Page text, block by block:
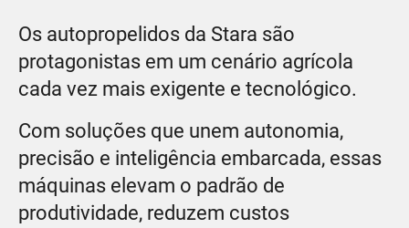
Os autopropelidos da Stara são
protagonistas em um cenário agrícola
cada vez mais exigente e tecnológico.
Com soluções que unem autonomia,
precisão e inteligência embarcada, essas
máquinas elevam o padrão de
produtividade, reduzem custos